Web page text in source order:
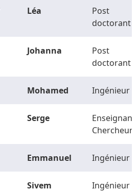
Léa
Post
doctorant
Johanna
Post
doctorant
Mohamed Ingénieur
Serge
Enseignant-
Chercheur
Emmanuel Ingénieur
Sivem Ingénieur